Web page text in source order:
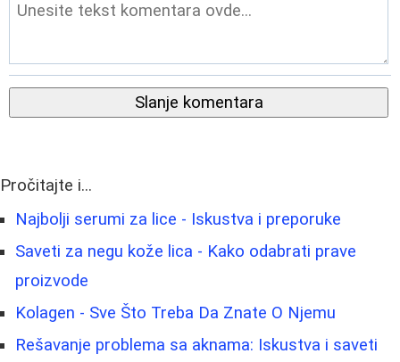
Slanje komentara
Pročitajte i...
Najbolji serumi za lice - Iskustva i preporuke
Saveti za negu kože lica - Kako odabrati prave
proizvode
Kolagen - Sve Što Treba Da Znate O Njemu
Rešavanje problema sa aknama: Iskustva i saveti